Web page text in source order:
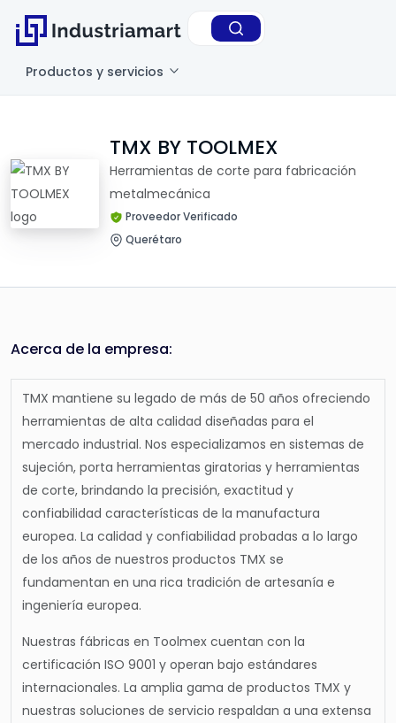
Productos y servicios
TMX BY TOOLMEX
Herramientas de corte para fabricación
metalmecánica
Proveedor Verificado
Querétaro
Acerca de la empresa:
TMX mantiene su legado de más de 50 años ofreciendo
herramientas de alta calidad diseñadas para el
mercado industrial. Nos especializamos en sistemas de
sujeción, porta herramientas giratorias y herramientas
de corte, brindando la precisión, exactitud y
confiabilidad características de la manufactura
europea. La calidad y confiabilidad probadas a lo largo
de los años de nuestros productos TMX se
fundamentan en una rica tradición de artesanía e
ingeniería europea.
Nuestras fábricas en Toolmex cuentan con la
certificación ISO 9001 y operan bajo estándares
internacionales. La amplia gama de productos TMX y
nuestras soluciones de servicio respaldan a una extensa